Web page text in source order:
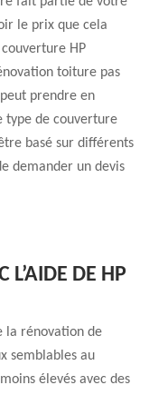
le prix que cela
HP
toiture pas
prendre en
type de couverture
basé sur différents
demander un devis
L’AIDE DE HP
la rénovation de
semblables au
élevés avec des